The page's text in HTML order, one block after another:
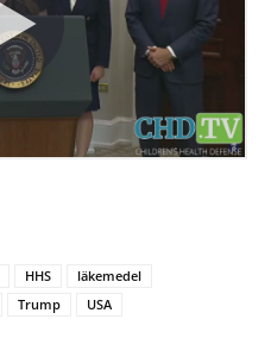
HHS
läkemedel
Trump USA